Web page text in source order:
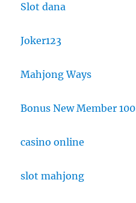
Slot dana
Joker123
Mahjong Ways
Bonus New Member 100
casino online
slot mahjong